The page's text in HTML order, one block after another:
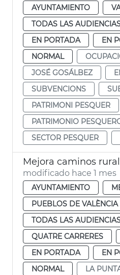
AYUNTAMIENTO
TODAS LAS
EN PORTADA
EN
NORMAL
JOSÉ GOSÁLBEZ
SUBVENCIONS
PATRIMONI PESQUER
PATRIMONIO
SECTOR PESQUER
modificado hace 1 mes
AYUNTAMIENTO
PUEBLOS DE VALÈNCIA
TODAS LAS
QUATRE CARRERES
EN PORTADA
EN
NORMAL
LA